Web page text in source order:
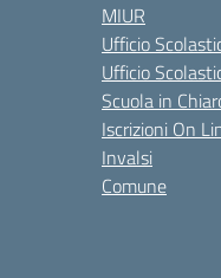
MIUR
Ufficio
Ufficio
Scuola in
Iscrizioni On
Invalsi
Comune